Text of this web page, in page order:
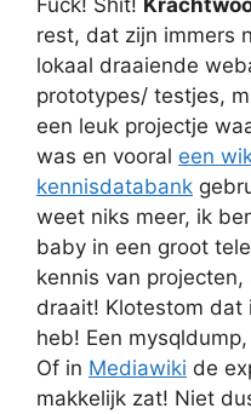
rest, dat zijn immers
lokaal draaiende
prototypes/ testjes,
een leuk projectje
was en vooral een
kennisdatabank
weet niks meer, ik
baby in een groot
kennis van
draait! Klotestom
heb! Een
Of in Mediawiki de
makkelijk zat! Niet